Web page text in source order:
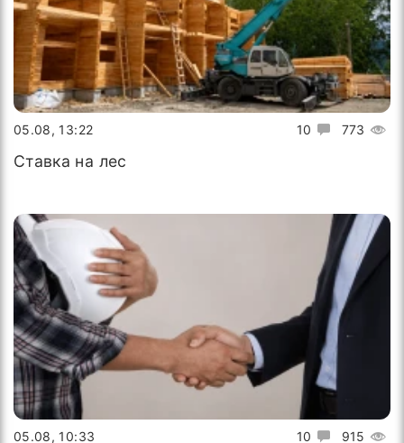
10 773
05.08, 13:22
Ставка на лес
10 915
05.08, 10:33